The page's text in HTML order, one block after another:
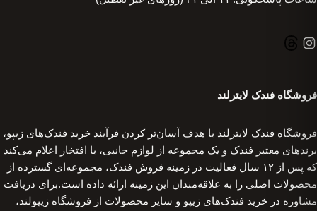
فروشگاه فندک لایترلند
فروشگاه فندک لایترلند با هدف آسان‌تر کردن فرآیند خرید فندک‌های زیپو،
برندهای معتبر فندک و یک مجموعه از لوازم جانبی، با افتخار اعلام می‌کند
که پس از ۱۲ سال فعالیت در زمینه فروش فندک، مجموعه‌ای گسترده از
محصولات اصلی را به علاقه‌مندان این زمینه ارائه داده است.برای دریافت
مشاوره در خرید فندک‌های زیپو و سایر محصولات از فروشگاه زیپولند،